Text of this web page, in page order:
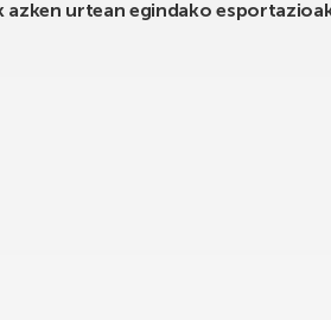
azken urtean egindako